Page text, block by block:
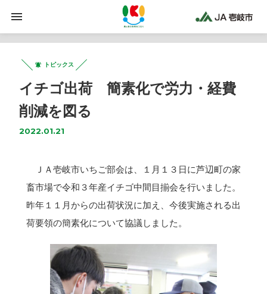
トピックス
イチゴ出荷 簡素化で労力・経費
削減を図る
2022.01.21
ＪＡ壱岐市いちご部会は、１月１３日に芦辺町の家
畜市場で令和３年産イチゴ中間目揃会を行いました。
昨年１１月からの出荷状況に加え、今後実施される出
荷要領の簡素化について協議しました。